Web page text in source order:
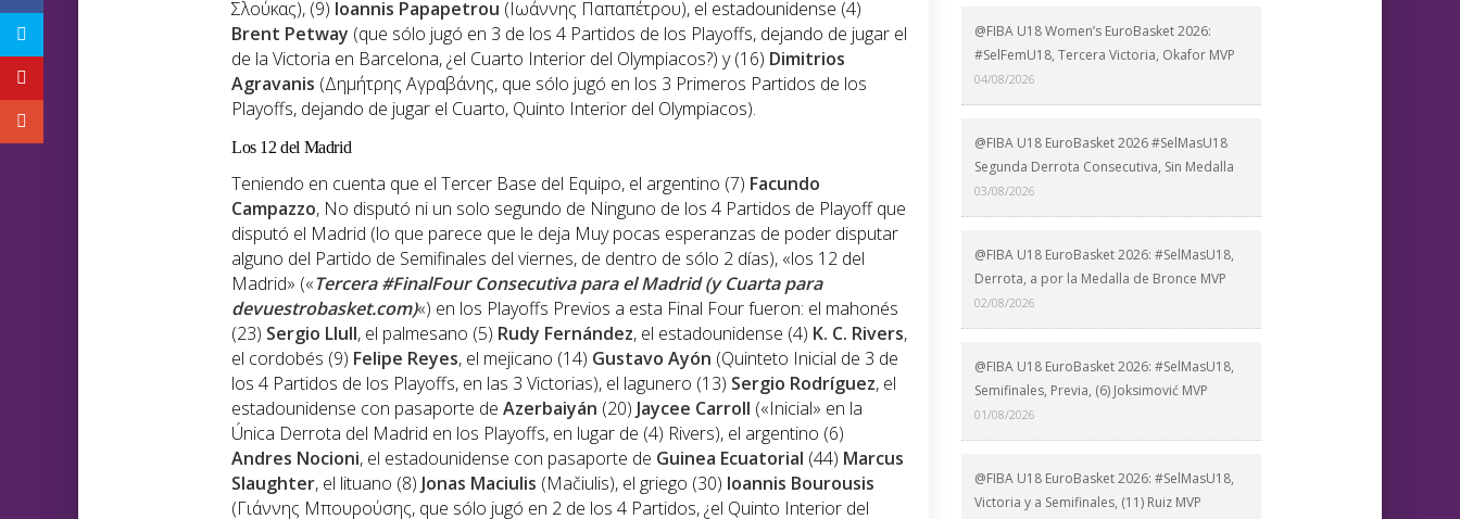
Σλούκας), (9) Ioannis Papapetrou (Ιωάννης Παπαπέτρου), el estadounidense (4)
Brent Petway (que sólo jugó en 3 de los 4 Partidos de los Playoffs, dejando de jugar el
de la Victoria en Barcelona, ¿el Cuarto Interior del Olympiacos?) y (16) Dimitrios
Agravanis (Δημήτρης Αγραβάνης, que sólo jugó en los 3 Primeros Partidos de los
Playoffs, dejando de jugar el Cuarto, Quinto Interior del Olympiacos).
Los 12 del Madrid
Teniendo en cuenta que el Tercer Base del Equipo, el argentino (7) Facundo
Campazzo, No disputó ni un solo segundo de Ninguno de los 4 Partidos de Playoff que
disputó el Madrid (lo que parece que le deja Muy pocas esperanzas de poder disputar
alguno del Partido de Semifinales del viernes, de dentro de sólo 2 días), «los 12 del
Madrid» («Tercera #FinalFour Consecutiva para el Madrid (y Cuarta para
devuestrobasket.com)«) en los Playoffs Previos a esta Final Four fueron: el mahonés
(23) Sergio Llull, el palmesano (5) Rudy Fernández, el estadounidense (4) K. C. Rivers,
el cordobés (9) Felipe Reyes, el mejicano (14) Gustavo Ayón (Quinteto Inicial de 3 de
los 4 Partidos de los Playoffs, en las 3 Victorias), el lagunero (13) Sergio Rodríguez, el
estadounidense con pasaporte de Azerbaiyán (20) Jaycee Carroll («Inicial» en la
Única Derrota del Madrid en los Playoffs, en lugar de (4) Rivers), el argentino (6)
Andres Nocioni, el estadounidense con pasaporte de Guinea Ecuatorial (44) Marcus
Slaughter, el lituano (8) Jonas Maciulis (Mačiulis), el griego (30) Ioannis Bourousis
(Γιάννης Μπουρούσης, que sólo jugó en 2 de los 4 Partidos, ¿el Quinto Interior del
@FIBA U18 Women’s EuroBasket 2026:
#SelFemU18, Tercera Victoria, Okafor MVP
04/08/2026
@FIBA U18 EuroBasket 2026 #SelMasU18
Segunda Derrota Consecutiva, Sin Medalla
03/08/2026
@FIBA U18 EuroBasket 2026: #SelMasU18,
Derrota, a por la Medalla de Bronce MVP
02/08/2026
@FIBA U18 EuroBasket 2026: #SelMasU18,
Semifinales, Previa, (6) Joksimović MVP
01/08/2026
@FIBA U18 EuroBasket 2026: #SelMasU18,
Victoria y a Semifinales, (11) Ruiz MVP